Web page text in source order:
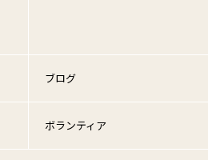
ブログ
ボランティア